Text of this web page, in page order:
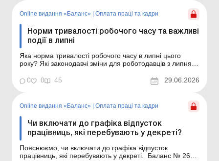
установлен...
Online видання «Баланс» Оплата праці та кадри
Норми тривалості робочого часу та важливі
події в липні
Яка норма тривалості робочого часу в липні цього
року? Які законодавчі зміни для роботодавців з липня
норма тривалості робочого часу в липні 2026 року? У
0 0 45 29.06.2026
Online видання «Баланс» | Оплата праці та кадри
Чи включати до графіка відпусток
працівниць, які перебувають у декреті?
Пояснюємо, чи включати до графіка відпусток
працівниць, які перебувають у декреті. Баланс № 26